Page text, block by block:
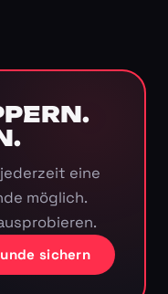
eine
möglich.
sichern